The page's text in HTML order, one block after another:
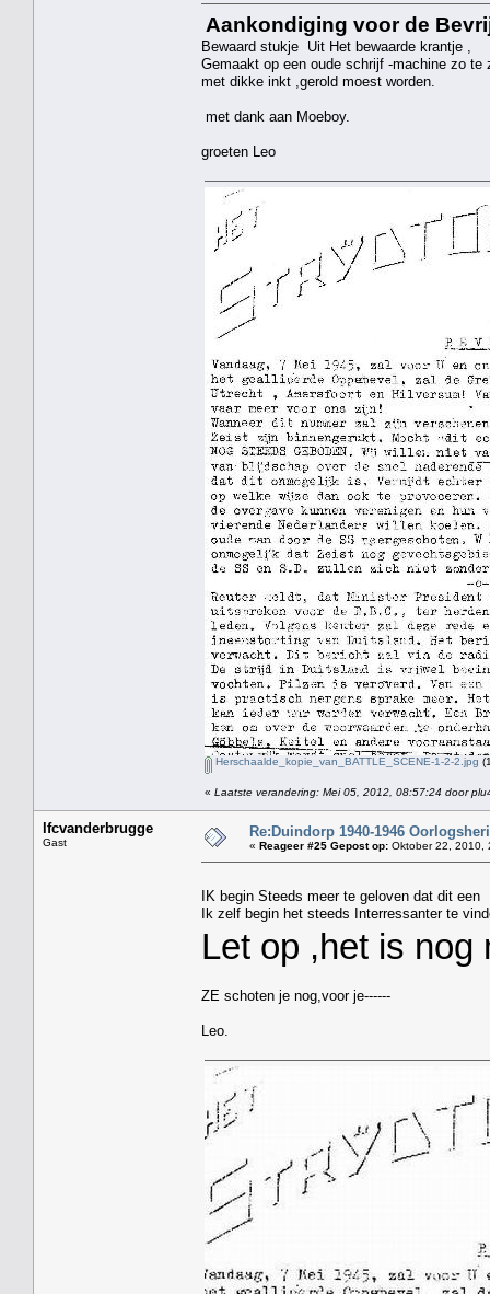
Aankondiging voor de
Bewaard stukje Uit Het bewaarde krantje ,
Gemaakt op een oude schrijf -machine zo
met dikke inkt ,gerold moest worden.
met dank aan Moeboy.
groeten Leo
Herschaalde_kopie_van_BATTLE_SCENE-1-2-2.jpg
« Laatste verandering: Mei 05, 2012, 08:57:24 door
lfcvanderbrugge
Gast
Re:Duindorp 1940-1946
« Reageer #25 Gepost op: Oktober 22, 2010,
IK begin Steeds meer te geloven dat dit
Ik zelf begin het steeds Interressanter te
Let op ,het is
ZE schoten je nog,voor je------
Leo.